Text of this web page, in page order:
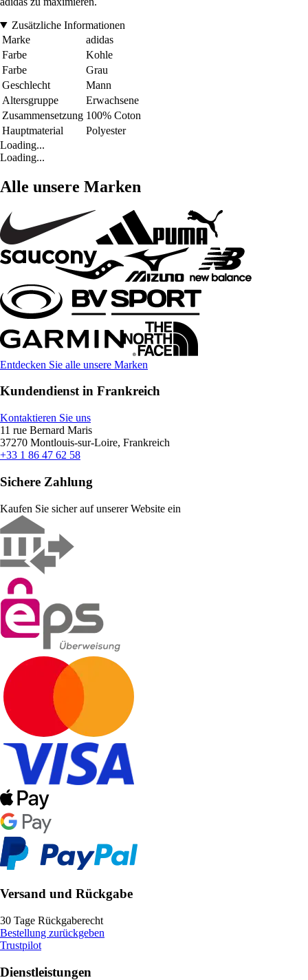
Zusätzliche Informationen
Marke
adidas
Farbe
Kohle
Farbe
Grau
Geschlecht
Mann
Altersgruppe
Erwachsene
Zusammensetzung 100% Coton
Hauptmaterial
Polyester
Loading...
Loading...
Alle unsere Marken
Entdecken Sie alle unsere Marken
Kundendienst in Frankreich
Kontaktieren Sie uns
11 rue Bernard Maris
37270 Montlouis-sur-Loire, Frankreich
+33 1 86 47 62 58
Sichere Zahlung
Kaufen Sie sicher auf unserer Website ein
Versand und Rückgabe
30 Tage Rückgaberecht
Bestellung zurückgeben
Trustpilot
Dienstleistungen